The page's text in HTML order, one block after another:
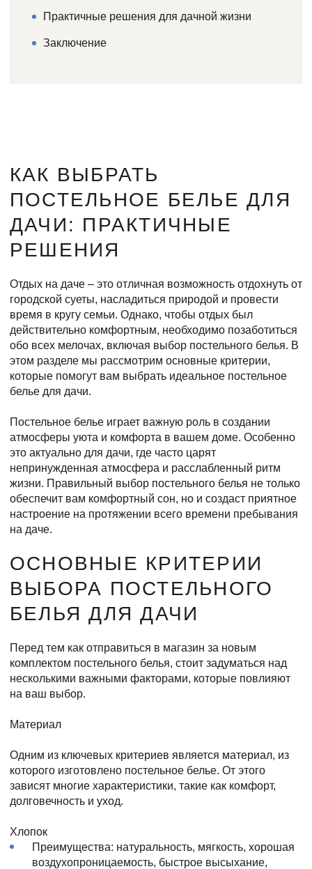
Практичные решения для дачной жизни
Заключение
КАК ВЫБРАТЬ
ПОСТЕЛЬНОЕ БЕЛЬЕ ДЛЯ
ДАЧИ: ПРАКТИЧНЫЕ
РЕШЕНИЯ
Отдых на даче – это отличная возможность отдохнуть от
городской суеты, насладиться природой и провести
время в кругу семьи. Однако, чтобы отдых был
действительно комфортным, необходимо позаботиться
обо всех мелочах, включая выбор постельного белья. В
этом разделе мы рассмотрим основные критерии,
которые помогут вам выбрать идеальное постельное
белье для дачи.
Постельное белье играет важную роль в создании
атмосферы уюта и комфорта в вашем доме. Особенно
это актуально для дачи, где часто царят
непринужденная атмосфера и расслабленный ритм
жизни. Правильный выбор постельного белья не только
обеспечит вам комфортный сон, но и создаст приятное
настроение на протяжении всего времени пребывания
на даче.
ОСНОВНЫЕ КРИТЕРИИ
ВЫБОРА ПОСТЕЛЬНОГО
БЕЛЬЯ ДЛЯ ДАЧИ
Перед тем как отправиться в магазин за новым
комплектом постельного белья, стоит задуматься над
несколькими важными факторами, которые повлияют
на ваш выбор.
Материал
Одним из ключевых критериев является материал, из
которого изготовлено постельное белье. От этого
зависят многие характеристики, такие как комфорт,
долговечность и уход.
Хлопок
Преимущества: натуральность, мягкость, хорошая
воздухопроницаемость, быстрое высыхание,